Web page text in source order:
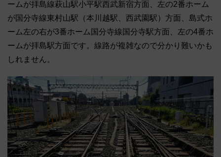
ームが拝島線萩山駅小平駅西武新宿方面、左の2番ホーム
が国分寺線東村山駅（本川越駅、西武園駅）方面、島式ホ
ーム左の右が3番ホーム国分寺線国分寺駅方面、左の4番ホ
ームが拝島駅方面です。線路が複雑なので分かり難いかも
しれません。